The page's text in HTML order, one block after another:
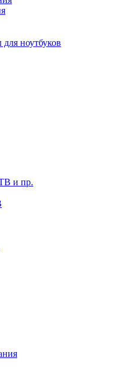
ноутбуков
и пр.